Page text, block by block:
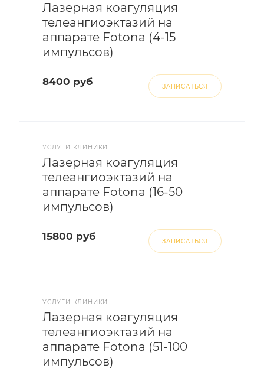
Лазерная коагуляция
телеангиоэктазий на
аппарате Fotona (4-15
импульсов)
8400 руб ЗАПИСАТЬСЯ
УСЛУГИ КЛИНИКИ
Лазерная коагуляция
телеангиоэктазий на
аппарате Fotona (16-50
импульсов)
15800 руб ЗАПИСАТЬСЯ
УСЛУГИ КЛИНИКИ
Лазерная коагуляция
телеангиоэктазий на
аппарате Fotona (51-100
импульсов)